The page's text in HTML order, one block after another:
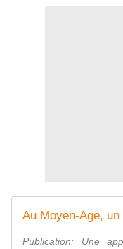
Publication: Une